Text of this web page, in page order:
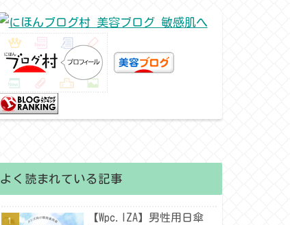
よく読まれている記事
【Wpc.IZA】男性用日傘